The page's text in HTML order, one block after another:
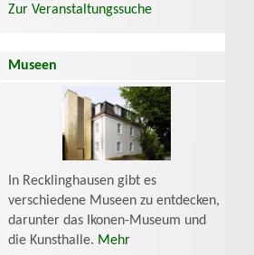
Zur Veranstaltungssuche
Museen
In Recklinghausen gibt es
verschiedene Museen zu entdecken,
darunter das Ikonen-Museum und
die Kunsthalle. Mehr